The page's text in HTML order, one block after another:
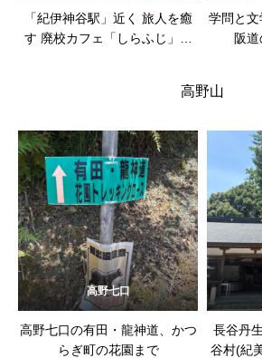
「紀伊神谷駅」近く 旅人を癒
す 廃校カフェ「しらふじ」さ
学問と
阪
高野山
高野七口
高野七口の有田・龍神道、かつ
らぎ町の花園まで
長谷丹
谷村(紀